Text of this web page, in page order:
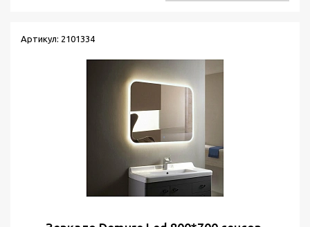
Артикул: 2101334